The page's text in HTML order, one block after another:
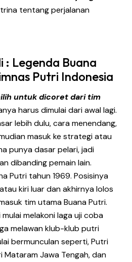
tentang perjalanan
Legenda Buana
Putri Indonesia
untuk dicoret dari tim
harus dimulai dari awal lagi.
lebih dulu, cara menendang,
masuk ke strategi atau
punya dasar pelari, jadi
dibanding pemain lain.
Putri tahun 1969. Posisinya
kiri luar dan akhirnya lolos
tim utama Buana Putri.
melakoni laga uji coba
melawan klub-klub putri
bermunculan seperti, Putri
Mataram Jawa Tengah, dan